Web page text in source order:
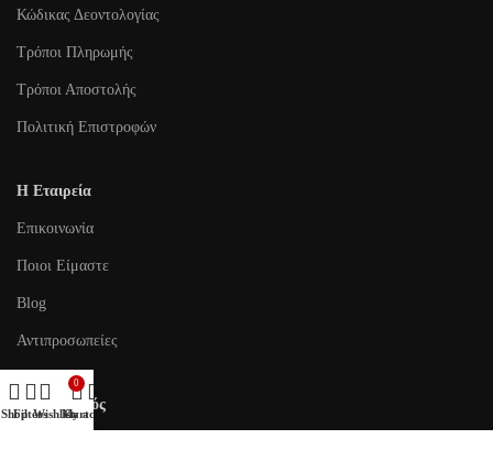
Κώδικας Δεοντολογίας
Τρόποι Πληρωμής
Τρόποι Αποστολής
Πολιτική Επιστροφών
Η Εταιρεία
Επικοινωνία
Ποιοι Είμαστε
Blog
Αντιπροσωπείες
Λογαριασμός
ShopFiltersWishlist
0
Cart
My account